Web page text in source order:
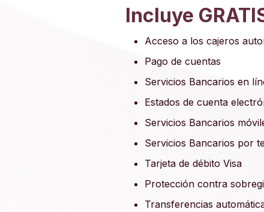
Incluye
Acceso a los cajeros
Pago de cuentas
Servicios Bancarios en
Estados de cuenta
Servicios Bancarios
Servicios Bancarios por
Tarjeta de débito Visa
Protección contra
Transferencias